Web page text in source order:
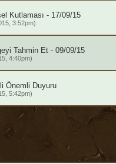
Kutlaması - 17/09/15
3:52pm)
Tahmin Et - 09/09/15
4:40pm)
Önemli Duyuru
5:42pm)